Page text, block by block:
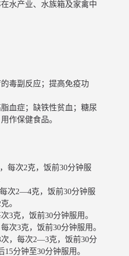
水产业、水族箱及家禽中
毒副反应；提高免疫功
血症；缺铁性贫血；糖尿
作保健食品。
每次2克，饭前30分钟服
次2—4克，饭前30分钟服
。
3克，饭前30分钟服用。
次3克，饭前30分钟服用。
，每次2—3克，饭前30分
分钟至30分钟服用。